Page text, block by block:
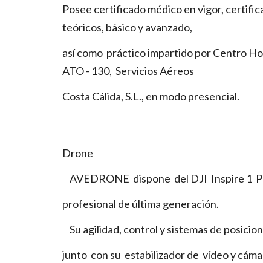
Posee certificado médico en vigor,
teóricos, básico y avanzado,
así como práctico impartido por Centro
ATO - 130, Servicios Aéreos
Costa Cálida, S.L., en modo presencial.
Drone
AVEDRONE dispone del DJI Inspire 1
profesional de última generación.
Su agilidad, control y sistemas de
junto con su estabilizador de vídeo y